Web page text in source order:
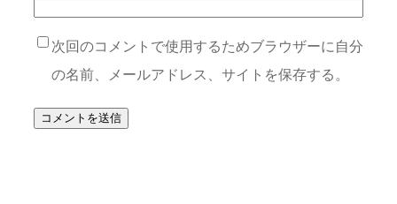
次回のコメントで使用するためブラウザーに自分
の名前、メールアドレス、サイトを保存する。